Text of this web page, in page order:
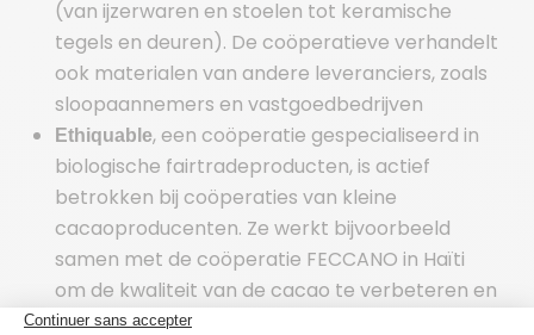
(van ijzerwaren en stoelen tot keramische
tegels en deuren). De coöperatieve verhandelt
ook materialen van andere leveranciers, zoals
sloopaannemers en vastgoedbedrijven
Ethiquable, een coöperatie gespecialiseerd in
biologische fairtradeproducten, is actief
betrokken bij coöperaties van kleine
cacaoproducenten. Ze werkt bijvoorbeeld
samen met de coöperatie FECCANO in Haïti
om de kwaliteit van de cacao te verbeteren en
een eerlijke vergoeding voor de cacaotelers te